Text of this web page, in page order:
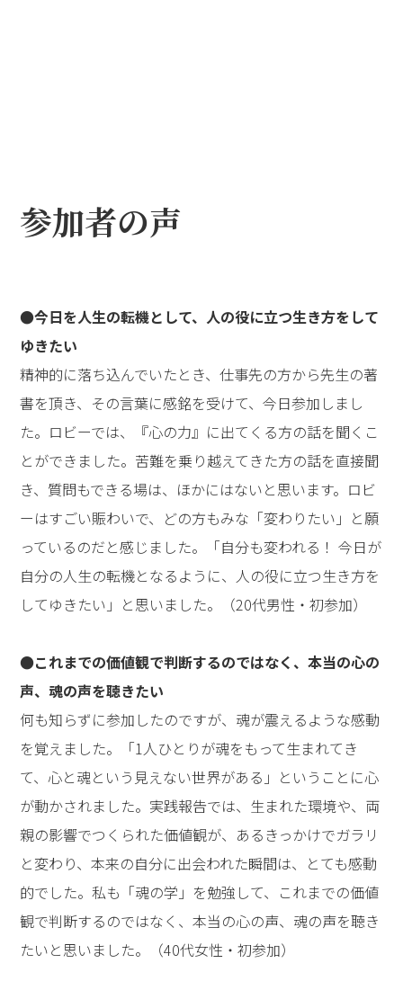
コールよりもうれしかった。出会うお１人お１人が輝く
ように寄り添わせていただくことが私の歓びです」と涙
先生は、最後に、このように語られました。
――｢魂の因果律｣を理解するとき、人生に起こるすべての出
来事が輝き始めます。なぜこの出来事を経験することに
なったのか、人生の理由を知ることになるからです。そ
のために、私たちは、目先のこと（刹那）、自分のこと
（利己）、お金のこと（見栄）という3つの壁を超えて
ゆかなければなりません。その壁を突破するとき、人生
に革命が起こります。私たちは、その心の革命を始めて
ゆかなければなりません。本日が、皆さんが心の革命に
向かう1日となりますことを願って講演の結びとさせて
いただきます。――
の方々にお会いになり、お1人お1人に声をかけてゆかれ
ました。